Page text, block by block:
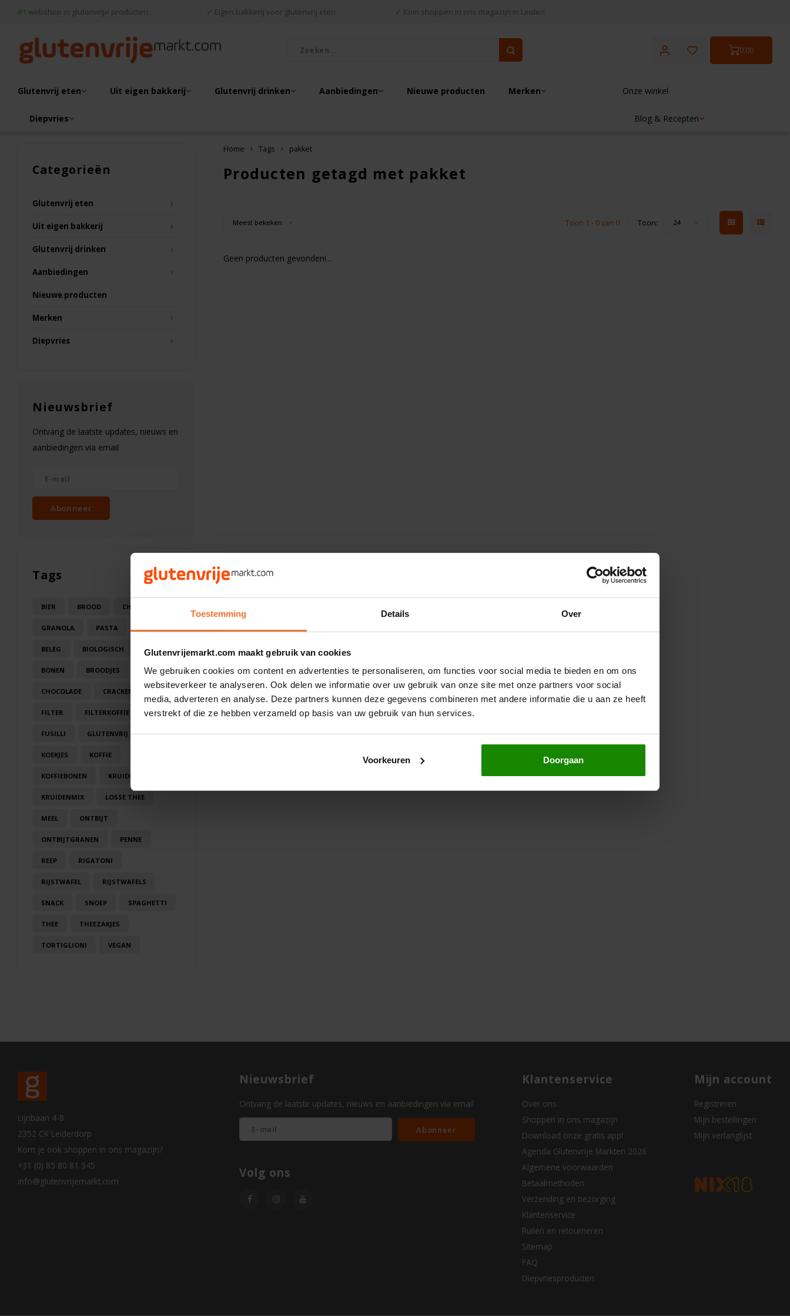
Toestemming Details Over
Glutenvrijemarkt.com maakt gebruik van cookies
We gebruiken cookies om content en advertenties te personaliseren, om functies voor social media te bieden en om ons
websiteverkeer te analyseren. Ook delen we informatie over uw gebruik van onze site met onze partners voor social
media, adverteren en analyse. Deze partners kunnen deze gegevens combineren met andere informatie die u aan ze heeft
verstrekt of die ze hebben verzameld op basis van uw gebruik van hun services.
Voorkeuren Doorgaan
#1 webshop in glutenvrije producten ✓ Eigen bakkerij voor glutenvrij eten ✓ Kom shoppen in ons magazijn in Leiden
0,00
Glutenvrij eten Uit eigen bakkerij Glutenvrij drinken Aanbiedingen Nieuwe producten Merken
Diepvries
Onze winkel
Blog & Recepten
Categorieën
Glutenvrij eten
Uit eigen bakkerij
Glutenvrij drinken
Aanbiedingen
Nieuwe producten
Merken
Diepvries
Nieuwsbrief
Ontvang de laatste updates, nieuws en
aanbiedingen via email
Abonneer
Tags
BIER BROOD CHOCOLA
GRANOLA PASTA
BELEG BIOLOGISCH BLOEM
BONEN BROODJES CAKE
CHOCOLADE CRACKERS
FILTER FILTERKOFFIE
FUSILLI GLUTENVRIJ KOEK
KOEKJES KOFFIE
KOFFIEBONEN KRUIDEN
KRUIDENMIX LOSSE THEE
MEEL ONTBIJT
ONTBIJTGRANEN PENNE
REEP RIGATONI
RIJSTWAFEL RIJSTWAFELS
SNACK SNOEP SPAGHETTI
THEE THEEZAKJES
TORTIGLIONI VEGAN
Home Tags pakket
Producten getagd met pakket
Meest bekeken Toon 1 - 0 van 0 Toon: 24
Geen producten gevonden!...
Lijnbaan 4-8
2352 CK Leiderdorp
Kom je ook shoppen in ons magazijn?
+31 (0) 85 80 81 545
info@glutenvrijemarkt.com
Nieuwsbrief
Ontvang de laatste updates, nieuws en aanbiedingen via email
Abonneer
Volg ons
Klantenservice
Over ons
Shoppen in ons magazijn
Download onze gratis app!
Agenda Glutenvrije Markten 2026
Algemene voorwaarden
Betaalmethoden
Verzending en bezorging
Klantenservice
Ruilen en retourneren
Sitemap
FAQ
Diepvriesproducten
Mijn account
Registreren
Mijn bestellingen
Mijn verlanglijst